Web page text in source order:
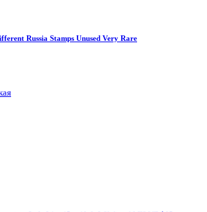
Russia Stamps Unused Very Rare